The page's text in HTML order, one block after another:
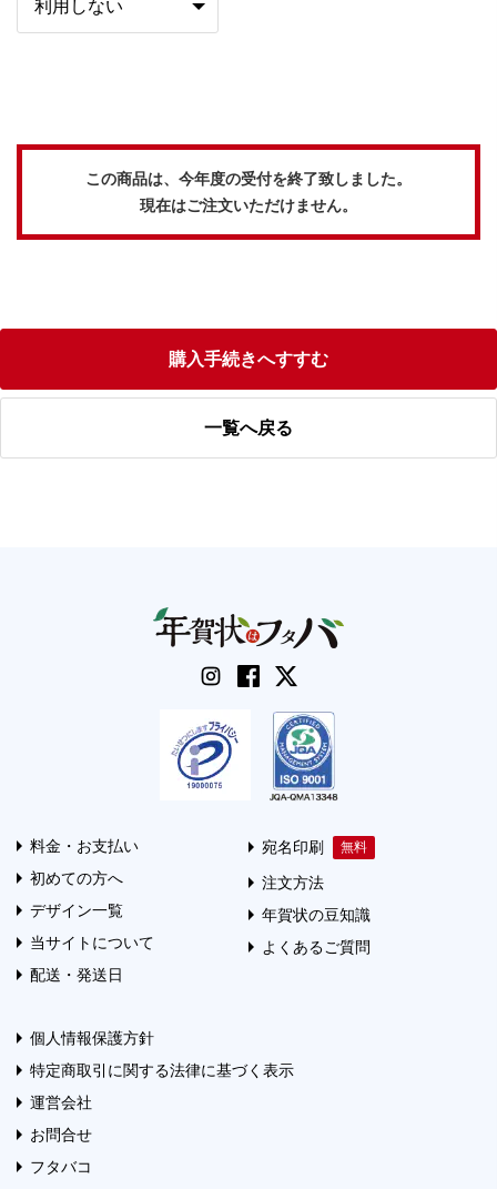
この商品は、今年度の受付を終了致しました。
現在はご注文いただけません。
購入手続きへすすむ
一覧へ戻る
料金・お支払い
初めての方へ
デザイン一覧
当サイトについて
配送・発送日
宛名印刷
注文方法
年賀状の豆知識
よくあるご質問
個人情報保護方針
特定商取引に関する法律に基づく表示
運営会社
お問合せ
フタバコ